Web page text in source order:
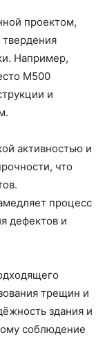
проектом,
Например,
М500
и
активностью и
что
процесс
дефектов и
трещин и
здания и
соблюдение